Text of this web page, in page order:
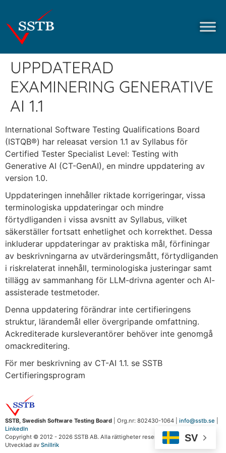
UPPDATERAD
EXAMINERING GENERATIVE
AI 1.1
International Software Testing Qualifications Board
(ISTQB®) har releasat version 1.1 av Syllabus för
Certified Tester Specialist Level: Testing with
Generative AI (CT-GenAI), en mindre uppdatering av
version 1.0.
Uppdateringen innehåller riktade korrigeringar, vissa
terminologiska uppdateringar och mindre
förtydliganden i vissa avsnitt av Syllabus, vilket
säkerställer fortsatt enhetlighet och korrekthet. Dessa
inkluderar uppdateringar av praktiska mål, förfiningar
av beskrivningarna av utvärderingsmått, förtydliganden
i riskrelaterat innehåll, terminologiska justeringar samt
tillägg av sammanhang för LLM-drivna agenter och AI-
assisterade testmetoder.
Denna uppdatering förändrar inte certifieringens
struktur, lärandemål eller övergripande omfattning.
Ackrediterade kursleverantörer behöver inte genomgå
omackreditering.
För mer beskrivning av CT-AI 1.1. se SSTB
Certifieringsprogram
SSTB, Swedish Software Testing Board | Org.nr: 802430-1064 | info@sstb.se
LinkedIn
Copyright © 2012 - 2026 SSTB AB. Alla rättigheter reserverade.
Utvecklad av Snillrik
SV